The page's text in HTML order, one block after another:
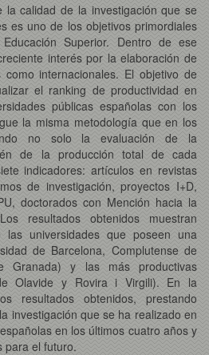
la calidad de la investigación que se
es uno de los objetivos primordiales
Superior. Dentro de ese
interés por la elaboración de
internacionales. El objetivo de
el ranking de productividad en
públicas españolas con los
la misma metodología que en los
no solo la evaluación de la
de la producción total de cada
indicadores: artículos en revistas
de investigación, proyectos I+D,
doctorados con Mención hacia la
resultados obtenidos muestran
las universidades que poseen una
de Barcelona, Complutense de
Granada) y las más productivas
Olavide y Rovira i Virgili). En la
resultados obtenidos, prestando
investigación que se ha realizado en
en los últimos cuatro años y
para el futuro.